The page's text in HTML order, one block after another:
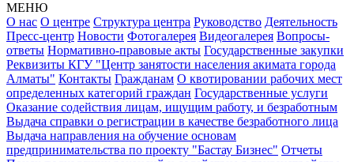
МЕНЮ
О нас О центре Структура центра Руководство Деятельность
Пресс-центр Новости Фотогалерея Видеогалерея Вопросы-
ответы Нормативно-правовые акты Государственные закупки
Реквизиты КГУ "Центр занятости населения акимата города
Алматы" Контакты Гражданам О квотировании рабочих мест
определенных категорий граждан Государственные услуги
Оказание содействия лицам, ищущим работу, и безработным
Выдача справки о регистрации в качестве безработного лица
Выдача направления на обучение основам
предпринимательства по проекту "Бастау Бизнес" Отчеты